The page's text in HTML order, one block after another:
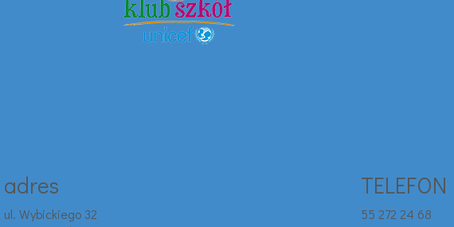
adres
ul. Wybickiego 32
TELEFON
55 272 24 68